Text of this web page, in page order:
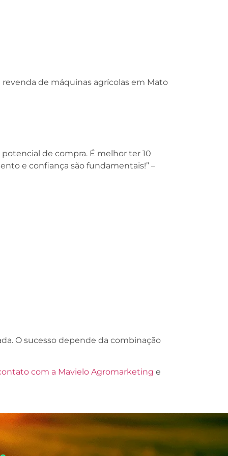
de máquinas agrícolas em Mato
de compra. É melhor ter 10
e confiança são fundamentais!” –
O sucesso depende da combinação
com a Mavielo Agromarketing e